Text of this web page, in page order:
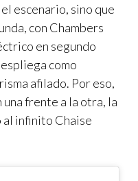
escenario, sino que
con Chambers
en segundo
como
afilado. Por eso,
frente a la otra, la
infinito Chaise